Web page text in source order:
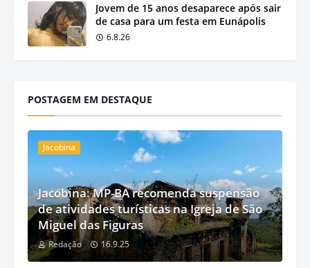
Jovem de 15 anos desaparece após sair
de casa para um festa em Eunápolis
6.8.26
POSTAGEM EM DESTAQUE
Jacobina
Jacobina: MP-BA recomenda suspensão
de atividades turísticas na Igreja de São
Miguel das Figuras
Redação 16.9.25